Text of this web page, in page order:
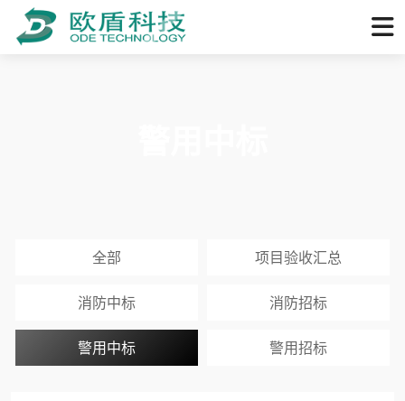
全部 项目验收汇总
消防中标 消防招标
警用中标 警用招标